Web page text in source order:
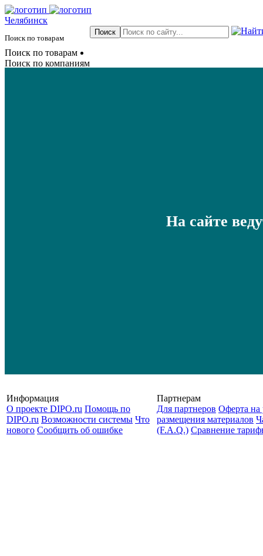
Челябинск
Поиск по товарам
Поиск по товарам
Поиск по компаниям
На сайте
Информация
О проекте DIPO.ru Помощь по
DIPO.ru Возможности системы Что
нового Сообщить об ошибке
Партнерам
Для партнеров Оферта на
размещения материалов
(F.A.Q.) Cравнение